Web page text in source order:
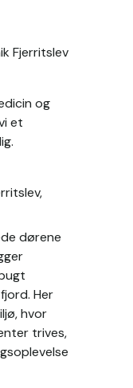
Fjerritslev
og
et
dørene
Her
hvor
trives,